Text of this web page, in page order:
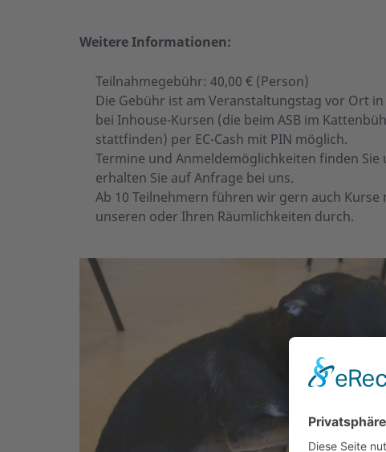
Weitere Informationen:
Teilnahmegebühr: 40,00 € (Person)
Die Gebühr ist am Veranstaltungstag vor Ort
bei Inhouse-Kursen (die beim ASB im
stattfinden) per EC-Cash mit PIN möglich.
Termine und Anmeldemöglichkeiten finden
erhalten Sie auf Anfrage bei uns.
Ab 10 Teilnehmern führen wir gern auch Kurse
unseren oder Ihren Räumlichkeiten durch.